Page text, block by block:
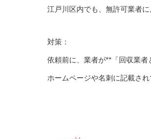
江戸川区内でも、無許可業者
対策：
依頼前に、業者が**「回収業者
ホームページや名刺に記載さ